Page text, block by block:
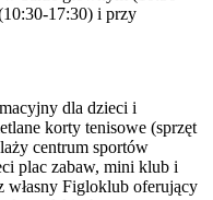
17:30) i przy
dla dzieci i
korty tenisowe (sprzęt
centrum sportów
plac zabaw, mini klub i
własny Figloklub oferujący